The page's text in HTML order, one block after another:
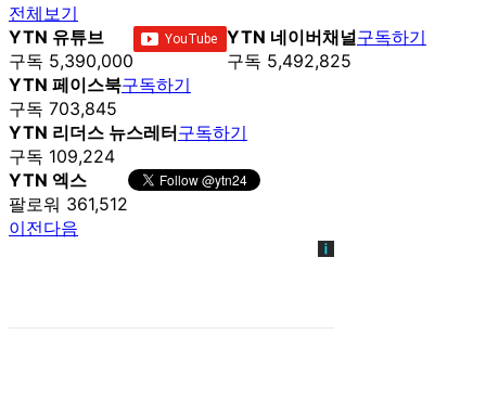
전체보기
YTN 유튜브
구독 5,390,000
YTN 네이버채널
구독 5,492,825
구독하기
YTN 페이스북
구독 703,845
구독하기
YTN 리더스 뉴스레터
구독 109,224
구독하기
YTN 엑스
팔로워 361,512
이전다음